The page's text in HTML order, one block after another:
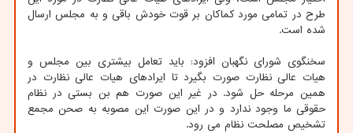
طرح در تمامی مورد کماکان بر قوت خودش باقی و به مجلس ارسال
شده است.
سخنگوی شورای نگهبان افزود: باید تعامل بیشتری بین مجلس و
هیات عالی نظارت صورت بگیرد تا ایرادهای هیات عالی نظارت در
همین مرحله حل شود. در غیر این صورت هم بن بستی در نظام
حقوقی ما وجود ندارد و در این صورت این مصوبه به صحن مجمع
تشخیص مصلحت نظام می رود.